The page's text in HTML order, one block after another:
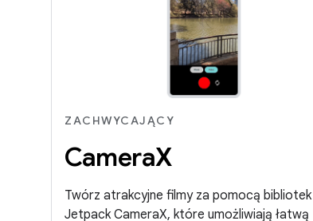
ZACHWYCAJĄCY
CameraX
Twórz atrakcyjne filmy za pomocą bibliotek
Jetpack CameraX, które umożliwiają łatwą